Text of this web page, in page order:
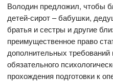
Володин предложил, чтобы
детей-сирот – бабушки,
братья и сестры и другие
преимущественное право
дополнительных
обязательного
прохождения подготовки к